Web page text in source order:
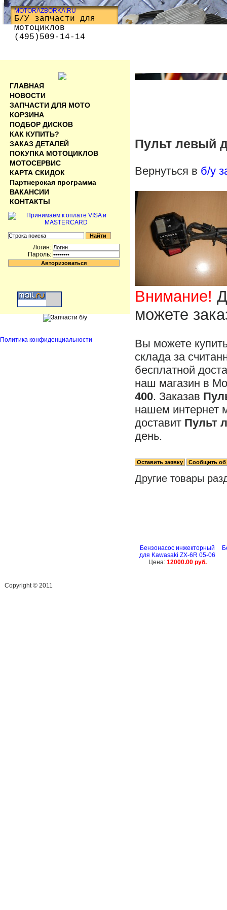
MOTORAZBORKA.RU
Б/У запчасти для
мотоциклов
(495)509-14-14
Пульт левый
Вернуться в б/у
Внимание!
можете
Вы можете
склада за
бесплатной
наш магазин в
400. Заказав
нашем интернет
доставит Пульт
день.
Другие товары
Бензонасос инжекторный
для Kawasaki ZX-6R 05-06
Цена: 12000.00 руб.
ГЛАВНАЯ
НОВОСТИ
ЗАПЧАСТИ ДЛЯ МОТО
КОРЗИНА
ПОДБОР ДИСКОВ
КАК КУПИТЬ?
ЗАКАЗ ДЕТАЛЕЙ
ПОКУПКА МОТОЦИКЛОВ
МОТОСЕРВИС
КАРТА СКИДОК
Партнерская программа
ВАКАНСИИ
КОНТАКТЫ
Логин:
Пароль:
Политика конфиденциальности
Сopyright © 2011